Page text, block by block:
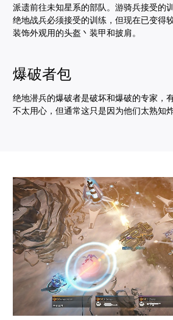
派遗前往未知星系的部队。游骑兵接受的
绝地战兵必须接受的训练，但现在已变得
装饰外观用的头盔丶装甲和披肩。
爆破者包
绝地潜兵的爆破者是破坏和爆破的专家，
不太用心，但通常这只是因为他们太熟知